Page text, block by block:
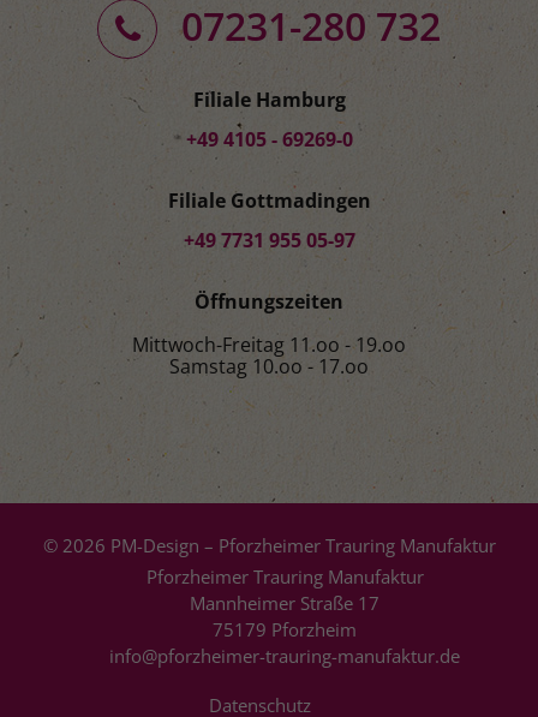
07231-280 732
Filiale Hamburg
+49 4105 - 69269-0
Filiale Gottmadingen
+49 7731 955 05-97
Öffnungszeiten
Mittwoch-Freitag 11.oo - 19.oo
Samstag 10.oo - 17.oo
© 2026 PM-Design – Pforzheimer Trauring Manufaktur
Pforzheimer Trauring Manufaktur
Mannheimer Straße 17
75179 Pforzheim
info@pforzheimer-trauring-manufaktur.de
Datenschutz